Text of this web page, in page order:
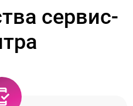
сервис-